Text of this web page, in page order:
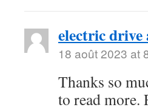
electric
18 août 2023 at
Thanks so
to read more.